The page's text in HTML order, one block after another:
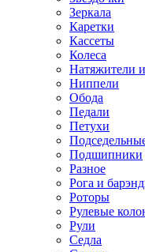
Зеркала
Каретки
Кассеты
Колеса
Натяжители
Ниппели
Обода
Педали
Петухи
Подшипники
Разное
Рога и
Роторы
Рулевые
Рули
Седла